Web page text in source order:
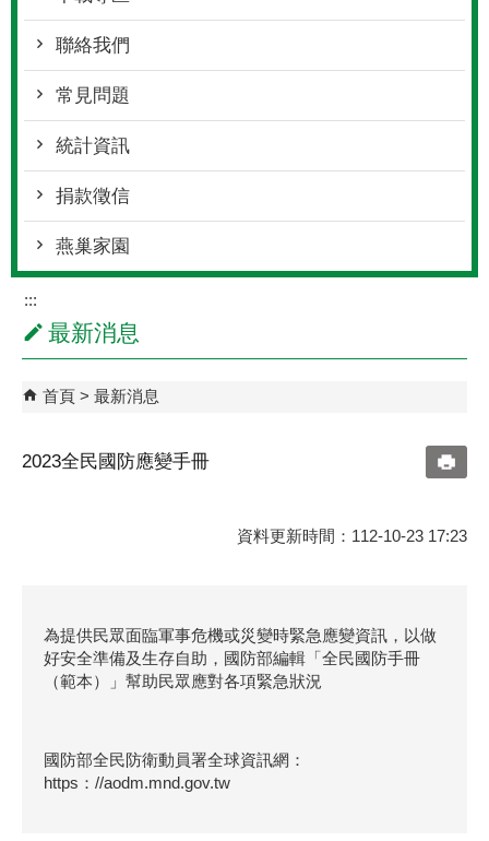
聯絡我們
常見問題
統計資訊
捐款徵信
燕巢家園
:::
最新消息
首頁 最新消息
2023全民國防應變手冊
資料更新時間：112-10-23 17:23
為提供民眾面臨軍事危機或災變時緊急應變資訊，以做
好安全準備及生存自助，國防部編輯「全民國防手冊
（範本）」幫助民眾應對各項緊急狀況
國防部全民防衛動員署全球資訊網：
https：//aodm.mnd.gov.tw